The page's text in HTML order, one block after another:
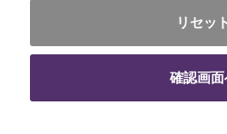
リセット
確認画面